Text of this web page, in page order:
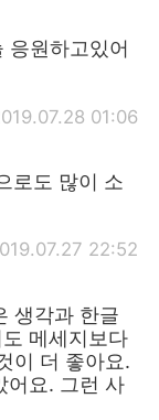
응원하고있어
01:06
로도 많이 소
22:52
생각과 한글
메세지보다
이 더 좋아요.
어요. 그런 사